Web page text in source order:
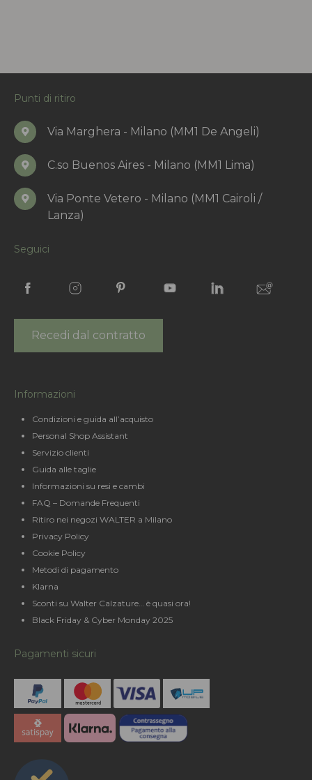
Punti di ritiro
Via Marghera - Milano (MM1 De Angeli)
C.so Buenos Aires - Milano (MM1 Lima)
Via Ponte Vetero - Milano (MM1 Cairoli /
Lanza)
Seguici
Recedi dal contratto
Informazioni
Condizioni e guida all’acquisto
Personal Shop Assistant
Servizio clienti
Guida alle taglie
Informazioni su resi e cambi
FAQ – Domande Frequenti
Ritiro nei negozi WALTER a Milano
Privacy Policy
Cookie Policy
Metodi di pagamento
Klarna
Sconti su Walter Calzature… è quasi ora!
Black Friday & Cyber Monday 2025
Pagamenti sicuri